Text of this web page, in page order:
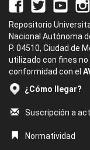
Repositorio
Nacional Autónoma
P. 04510, Ciudad de
utilizado con fines
conformidad con el
¿Cómo llegar?
Suscripción a
Normatividad